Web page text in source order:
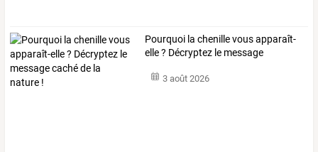
Pourquoi la chenillevousapparaît-
elle? Décryptez le message
3 août 2026